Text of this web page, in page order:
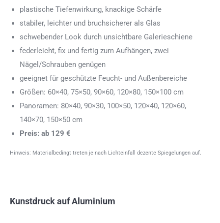
plastische Tiefenwirkung, knackige Schärfe
stabiler, leichter und bruchsicherer als Glas
schwebender Look durch unsichtbare Galerieschiene
federleicht, fix und fertig zum Aufhängen, zwei
Nägel/Schrauben genügen
geeignet für geschützte Feucht- und Außenbereiche
Größen: 60×40, 75×50, 90×60, 120×80, 150×100 cm
Panoramen: 80×40, 90×30, 100×50, 120×40, 120×60,
140×70, 150×50 cm
Preis: ab 129 €
Hinweis: Materialbedingt treten je nach Lichteinfall dezente Spiegelungen auf.
Kunstdruck auf Aluminium